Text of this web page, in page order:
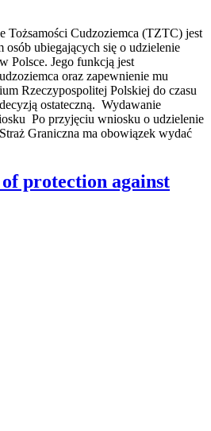
Tożsamości Cudzoziemca (TZTC) jest
ubiegających się o udzielenie
Polsce. Jego funkcją jest
oraz zapewnienie mu
Rzeczypospolitej Polskiej do czasu
ostateczną. Wydawanie
Po przyjęciu wniosku o udzielenie
Graniczna ma obowiązek wydać
protection against